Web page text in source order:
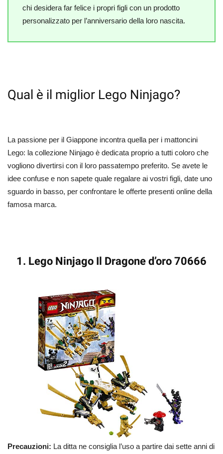
chi desidera far felice i propri figli con un prodotto
personalizzato per l’anniversario della loro nascita.
Qual è il miglior Lego Ninjago?
La passione per il Giappone incontra quella per i mattoncini
Lego: la collezione Ninjago è dedicata proprio a tutti coloro che
vogliono divertirsi con il loro passatempo preferito. Se avete le
idee confuse e non sapete quale regalare ai vostri figli, date uno
sguardo in basso, per confrontare le offerte presenti online della
famosa marca.
1. Lego Ninjago Il Dragone d’oro 70666
Precauzioni: La ditta ne consiglia l’uso a partire dai sette anni di